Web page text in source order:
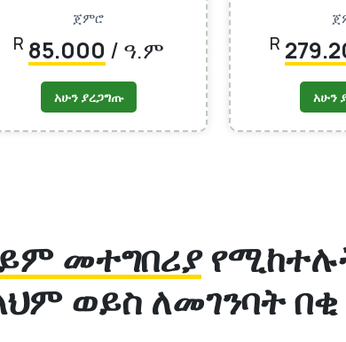
ጀምሮ
R 85.000 / ዓ.ም
አሁን ያረጋግጡ
R
አሁን
መተግበሪያ
ወይስ ለመገንባት በቂ